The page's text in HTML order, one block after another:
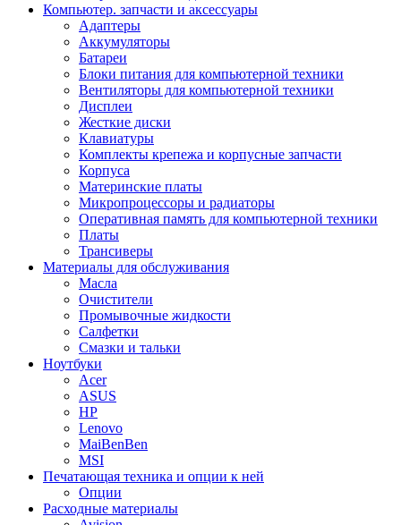
Компьютер. запчасти и аксессуары
Адаптеры
Аккумуляторы
Батареи
Блоки питания для компьютерной техники
Вентиляторы для компьютерной техники
Дисплеи
Жесткие диски
Клавиатуры
Комплекты крепежа и корпусные запчасти
Корпуса
Материнские платы
Микропроцессоры и радиаторы
Оперативная память для компьютерной техники
Платы
Трансиверы
Материалы для обслуживания
Масла
Очистители
Промывочные жидкости
Салфетки
Смазки и тальки
Ноутбуки
Acer
ASUS
HP
Lenovo
MaiBenBen
MSI
Печатающая техника и опции к ней
Опции
Расходные материалы